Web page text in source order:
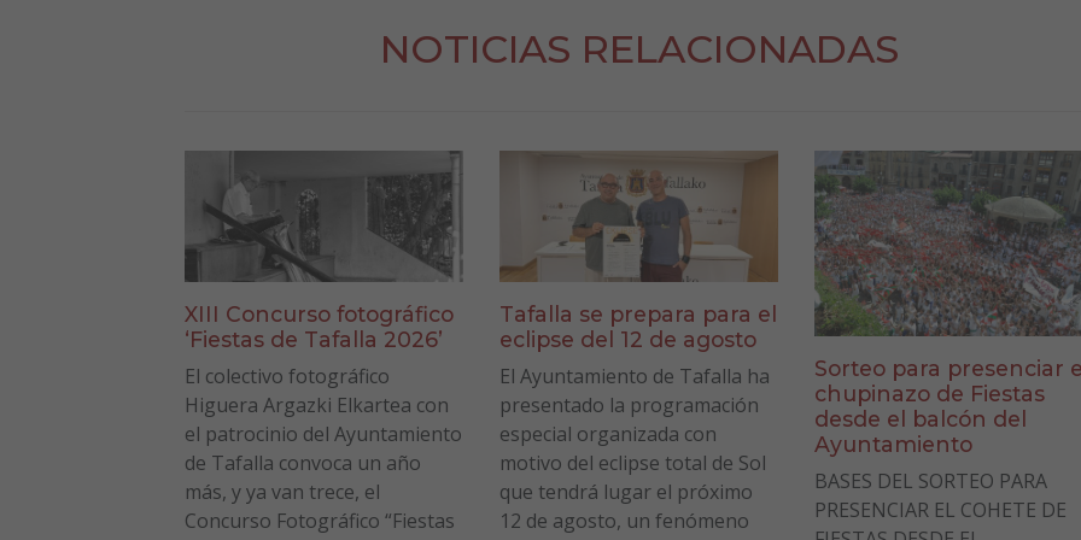
NOTICIAS RELACIONADAS
XIII Concurso fotográfico
‘Fiestas de Tafalla 2026’
El colectivo fotográfico
Higuera Argazki Elkartea con
el patrocinio del Ayuntamiento
de Tafalla convoca un año
más, y ya van trece, el
Concurso Fotográfico “Fiestas
Tafalla se prepara para el
eclipse del 12 de agosto
El Ayuntamiento de Tafalla ha
presentado la programación
especial organizada con
motivo del eclipse total de Sol
que tendrá lugar el próximo
12 de agosto, un fenómeno
Sorteo para presenciar
chupinazo de Fiestas
desde el balcón del
Ayuntamiento
BASES DEL SORTEO PARA
PRESENCIAR EL COHETE DE